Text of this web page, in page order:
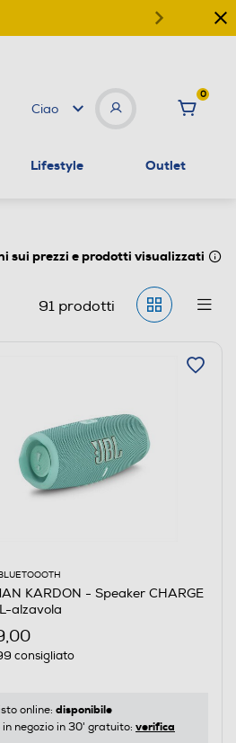
Ciao
0
Lifestyle Outlet
sui prezzi e prodotti visualizzati
91prodotti
KARDON - Speaker CHARGE
alzavola
consigliato
online: disponibile
in negozio in 30' gratuito: verifica